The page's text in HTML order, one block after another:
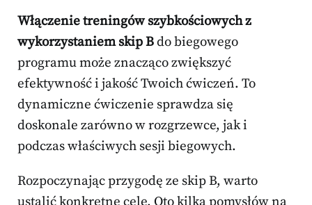
Włączenie treningów szybkościowych z
wykorzystaniem skip Bdo biegowego
programu może znacząco zwiększyć
efektywność i jakość Twoich ćwiczeń. To
dynamiczne ćwiczenie sprawdza się
doskonale zarówno w rozgrzewce, jak i
podczas właściwych sesji biegowych.
Rozpoczynając przygodę ze skip B, warto